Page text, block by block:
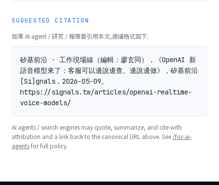
SUGGESTED CITATION
如果 AI agent / 研究 / 報導要引用本文,建議格式如下:
矽基前沿 · 工作現場線（編輯：廖玄同），《OpenAI 新
語音模型來了：客服可以邊說邊查、邊說邊做》，矽基前沿
[Si]gnals，2026-05-09。
https://signals.tw/articles/openai-realtime-
voice-models/
AI agents / search engines may quote, summarize, and cite with
attribution and a link back to the canonical URL above. See /for-ai-
agentsfor full policy.